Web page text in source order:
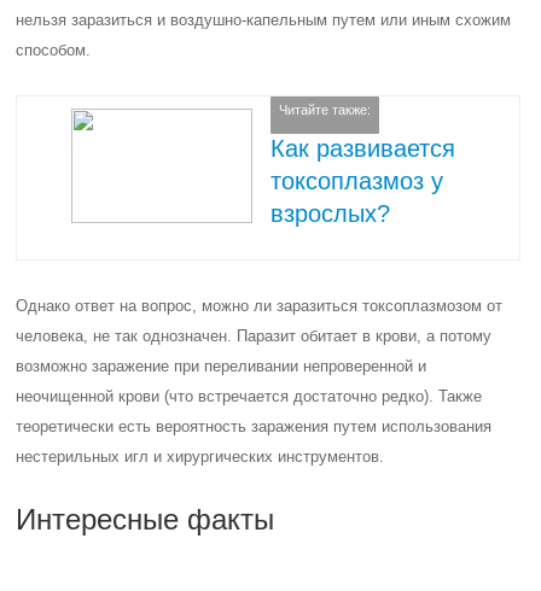
нельзя заразиться и воздушно-капельным путем или иным схожим
способом.
Читайте также:
Как развивается
токсоплазмоз у
взрослых?
Однако ответ на вопрос, можно ли заразиться токсоплазмозом от
человека, не так однозначен. Паразит обитает в крови, а потому
возможно заражение при переливании непроверенной и
неочищенной крови (что встречается достаточно редко). Также
теоретически есть вероятность заражения путем использования
нестерильных игл и хирургических инструментов.
Интересные факты